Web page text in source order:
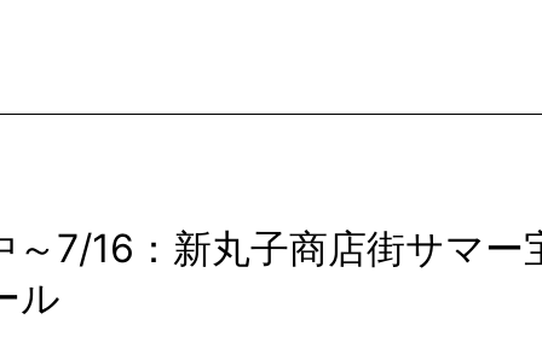
～7/16：新丸子商店街サマー
ル